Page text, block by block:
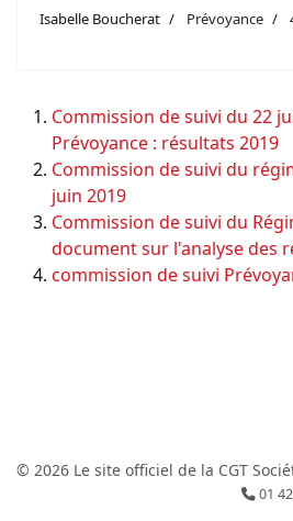
Isabelle Boucherat Prévoyance
Commission de suivi du 22
Prévoyance : résultats 2019
Commission de suivi du
juin 2019
Commission de suivi du
document sur l'analyse des
commission de suivi
© 2026 Le site officiel de la CGT
01